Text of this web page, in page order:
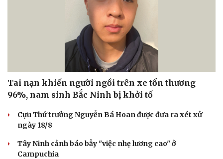
Văn hóa
Văn học
Âm nhạc
Giải trí
Thời trang
Tai nạn khiến người ngồi trên xe tổn thương
96%, nam sinh Bắc Ninh bị khởi tố
Cựu Thứ trưởng Nguyễn Bá Hoan được đưa ra xét xử
ngày 18/8
Tây Ninh cảnh báo bẫy "việc nhẹ lương cao" ở
Campuchia